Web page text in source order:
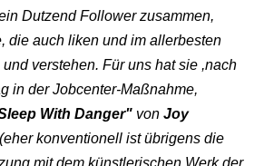
Dutzend Follower zusammen,
die auch liken und im allerbesten
verstehen. Für uns hat sie ,nach
in der Jobcenter-Maßnahme,
With Danger" von Joy
konventionell ist übrigens die
mit dem künstlerischen Werk der